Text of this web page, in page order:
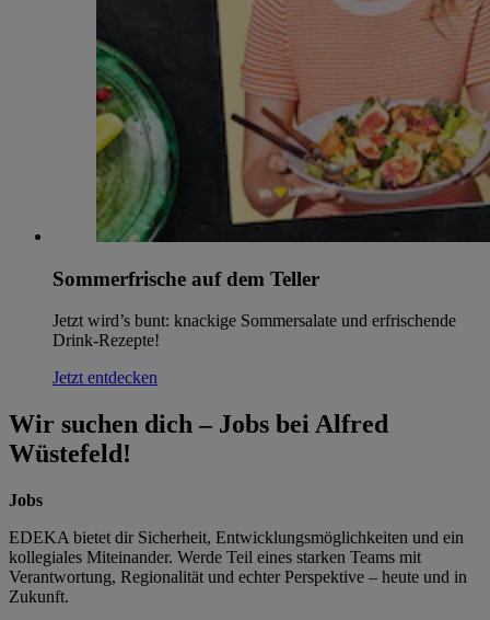
Sommerfrische auf dem Teller
Jetzt wird’s bunt: knackige Sommersalate und erfrischende
Drink-Rezepte!
Jetzt entdecken
Wir suchen dich – Jobs bei Alfred
Wüstefeld!
Jobs
EDEKA bietet dir Sicherheit, Entwicklungsmöglichkeiten und ein
kollegiales Miteinander. Werde Teil eines starken Teams mit
Verantwortung, Regionalität und echter Perspektive – heute und in
Zukunft.